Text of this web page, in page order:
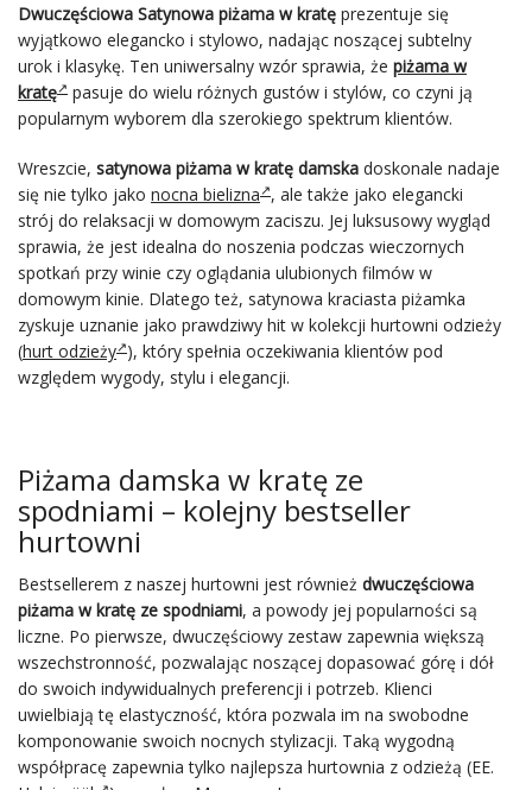
Dwuczęściowa Satynowa piżama w kratę prezentuje się
wyjątkowo elegancko i stylowo, nadając noszącej subtelny
urok i klasykę. Ten uniwersalny wzór sprawia, że piżama w
kratę
pasuje do wielu różnych gustów i stylów, co czyni ją
popularnym wyborem dla szerokiego spektrum klientów.
Wreszcie, satynowa piżama w kratę damska doskonale nadaje
się nie tylko jako nocna bielizna , ale także jako elegancki
strój do relaksacji w domowym zaciszu. Jej luksusowy wygląd
sprawia, że jest idealna do noszenia podczas wieczornych
spotkań przy winie czy oglądania ulubionych filmów w
domowym kinie. Dlatego też, satynowa kraciasta piżamka
zyskuje uznanie jako prawdziwy hit w kolekcji hurtowni odzieży
(hurt odzieży ), który spełnia oczekiwania klientów pod
względem wygody, stylu i elegancji.
Piżama damska w kratę ze
spodniami – kolejny bestseller
hurtowni
Bestsellerem z naszej hurtowni jest również dwuczęściowa
piżama w kratę ze spodniami, a powody jej popularności są
liczne. Po pierwsze, dwuczęściowy zestaw zapewnia większą
wszechstronność, pozwalając noszącej dopasować górę i dół
do swoich indywidualnych preferencji i potrzeb. Klienci
uwielbiają tę elastyczność, która pozwala im na swobodne
komponowanie swoich nocnych stylizacji. Taką wygodną
współpracę zapewnia tylko najlepsza hurtownia z odzieżą (EE.